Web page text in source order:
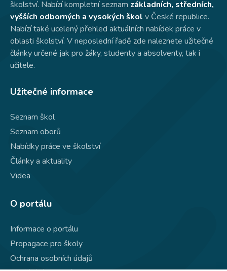
školství. Nabízí kompletní seznam základních, středních,
vyšších odborných a vysokých škol v České republice.
Nabízí také ucelený přehled aktuálních nabídek práce v
oblasti školství. V neposlední řadě zde naleznete užitečné
články určené jak pro žáky, studenty a absolventy, tak i
učitele.
Užitečné informace
Seznam škol
Seznam oborů
Nabídky práce ve školství
Články a aktuality
Videa
O portálu
Informace o portálu
Propagace pro školy
Ochrana osobních údajů